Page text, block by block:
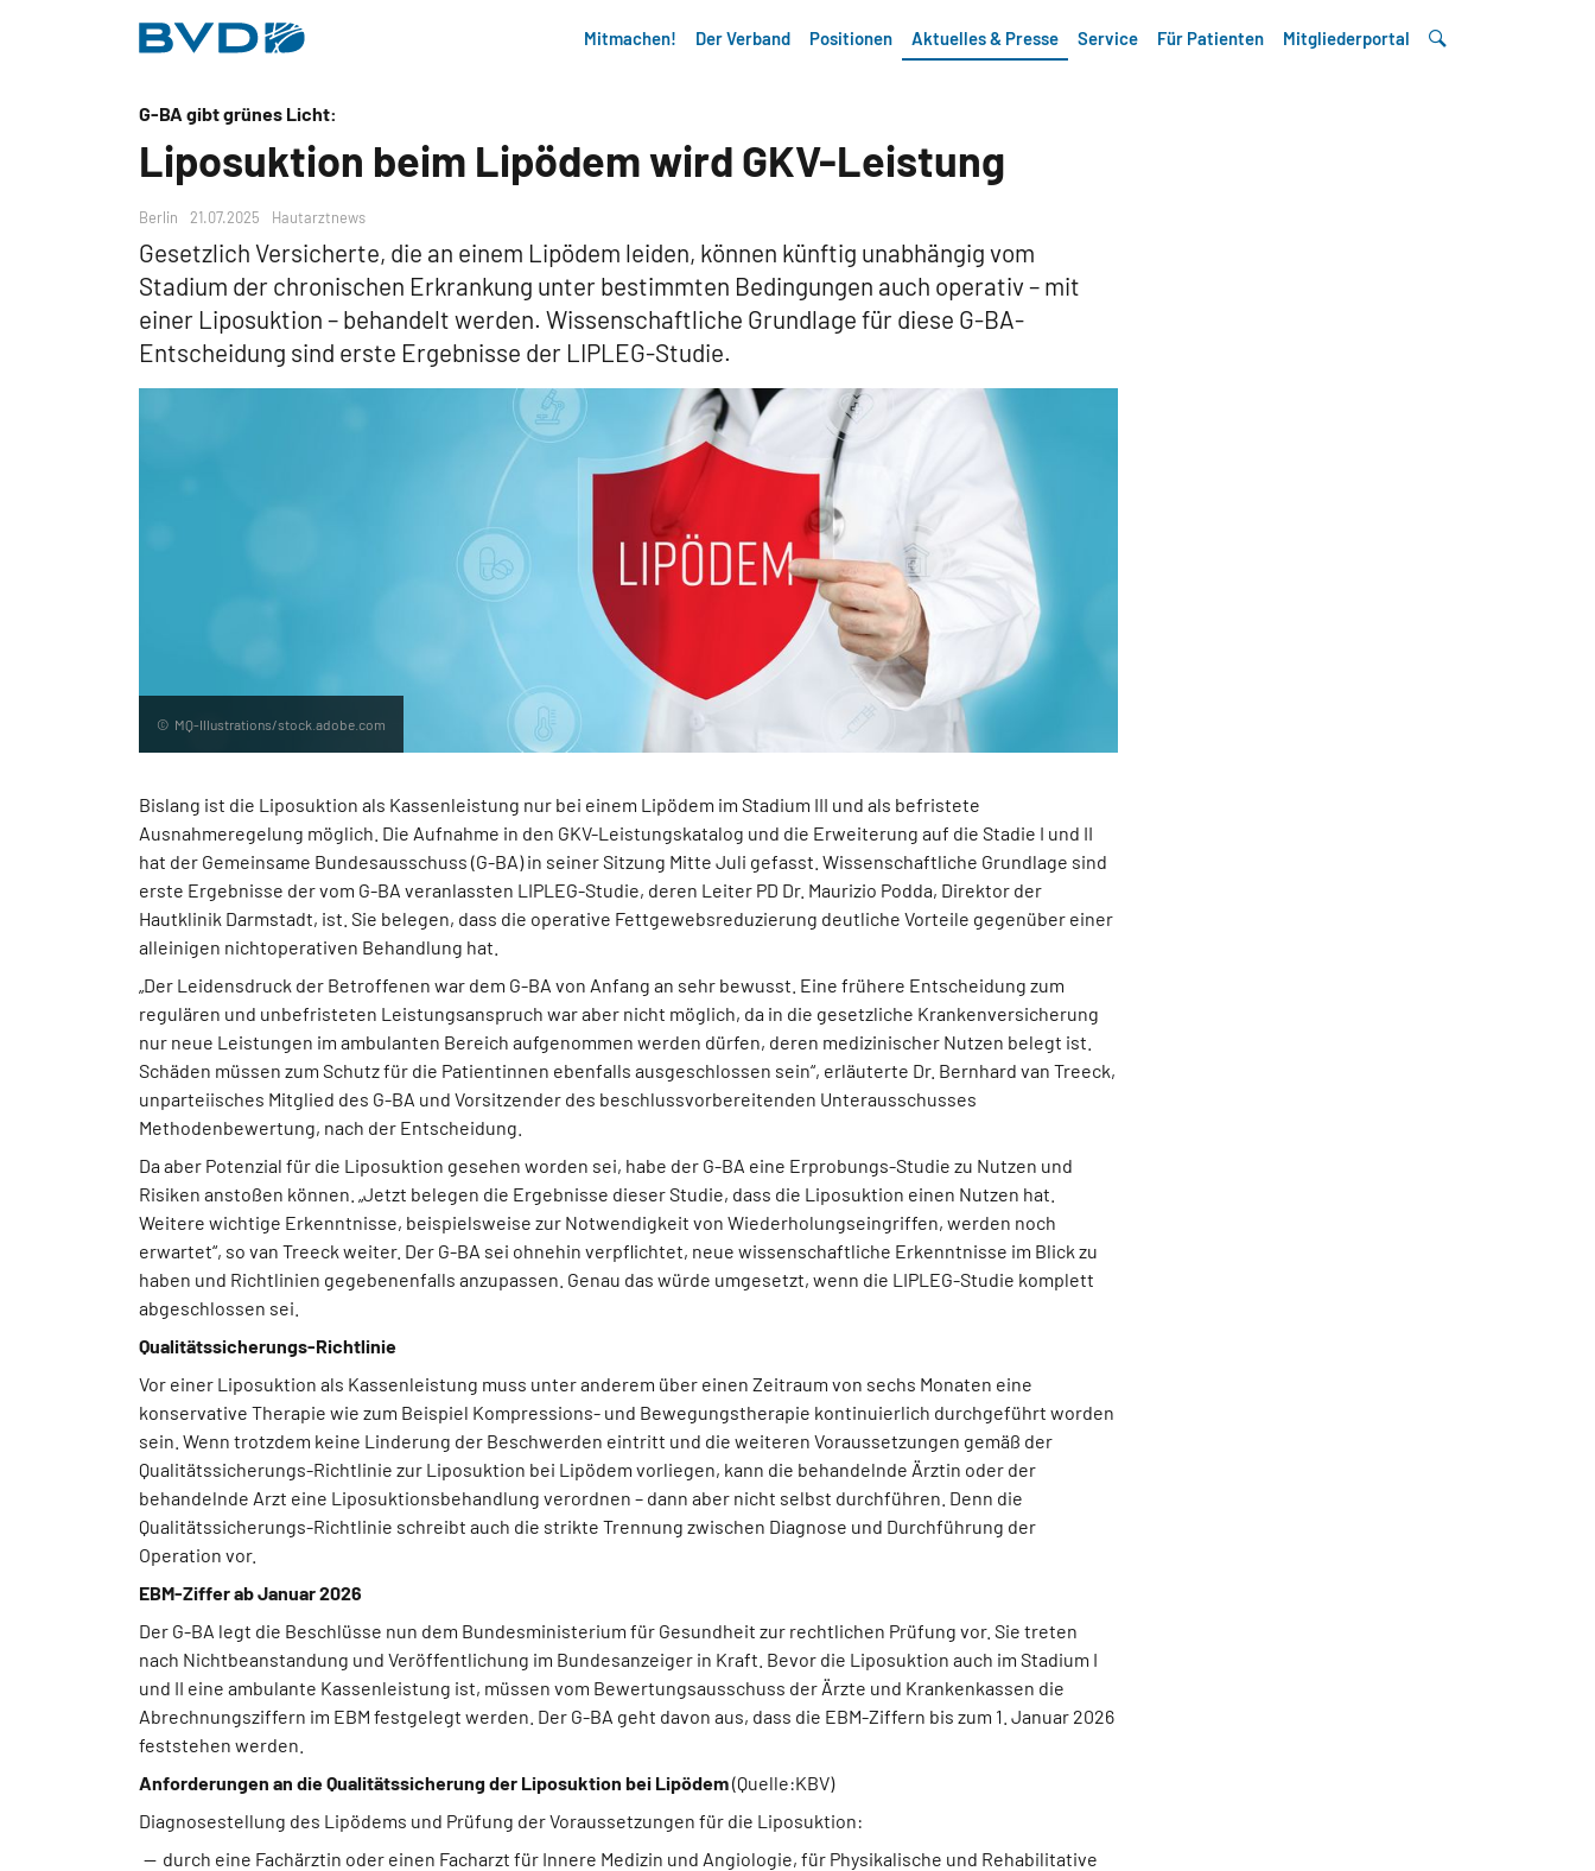
Mitmachen! Der Verband Positionen Aktuelles & Presse Service Für Patienten Mitgliederportal
G-BA gibt grünes Licht:
Liposuktion beim Lipödem wird GKV-Leistung
Berlin 21.07.2025 Hautarztnews
Gesetzlich Versicherte, die an einem Lipödem leiden, können künftig unabhängig vom
Stadium der chronischen Erkrankung unter bestimmten Bedingungen auch operativ – mit
einer Liposuktion – behandelt werden. Wissenschaftliche Grundlage für diese G-BA-
Entscheidung sind erste Ergebnisse der LIPLEG-Studie.
MQ-Illustrations/stock.adobe.com
Bislang ist die Liposuktion als Kassenleistung nur bei einem Lipödem im Stadium III und als befristete
Ausnahmeregelung möglich. Die Aufnahme in den GKV-Leistungskatalog und die Erweiterung auf die Stadie I und II
hat der Gemeinsame Bundesausschuss (G-BA) in seiner Sitzung Mitte Juli gefasst. Wissenschaftliche Grundlage sind
erste Ergebnisse der vom G-BA veranlassten LIPLEG-Studie, deren Leiter PD Dr. Maurizio Podda, Direktor der
Hautklinik Darmstadt, ist. Sie belegen, dass die operative Fettgewebsreduzierung deutliche Vorteile gegenüber einer
alleinigen nichtoperativen Behandlung hat.
„Der Leidensdruck der Betroffenen war dem G-BA von Anfang an sehr bewusst. Eine frühere Entscheidung zum
regulären und unbefristeten Leistungsanspruch war aber nicht möglich, da in die gesetzliche Krankenversicherung
nur neue Leistungen im ambulanten Bereich aufgenommen werden dürfen, deren medizinischer Nutzen belegt ist.
Schäden müssen zum Schutz für die Patientinnen ebenfalls ausgeschlossen sein“, erläuterte Dr. Bernhard van Treeck,
unparteiisches Mitglied des G-BA und Vorsitzender des beschlussvorbereitenden Unterausschusses
Methodenbewertung, nach der Entscheidung.
Da aber Potenzial für die Liposuktion gesehen worden sei, habe der G-BA eine Erprobungs-Studie zu Nutzen und
Risiken anstoßen können. „Jetzt belegen die Ergebnisse dieser Studie, dass die Liposuktion einen Nutzen hat.
Weitere wichtige Erkenntnisse, beispielsweise zur Notwendigkeit von Wiederholungseingriffen, werden noch
erwartet“, so van Treeck weiter. Der G-BA sei ohnehin verpflichtet, neue wissenschaftliche Erkenntnisse im Blick zu
haben und Richtlinien gegebenenfalls anzupassen. Genau das würde umgesetzt, wenn die LIPLEG-Studie komplett
abgeschlossen sei.
Qualitätssicherungs-Richtlinie
Vor einer Liposuktion als Kassenleistung muss unter anderem über einen Zeitraum von sechs Monaten eine
konservative Therapie wie zum Beispiel Kompressions- und Bewegungstherapie kontinuierlich durchgeführt worden
sein. Wenn trotzdem keine Linderung der Beschwerden eintritt und die weiteren Voraussetzungen gemäß der
Qualitätssicherungs-Richtlinie zur Liposuktion bei Lipödem vorliegen, kann die behandelnde Ärztin oder der
behandelnde Arzt eine Liposuktionsbehandlung verordnen – dann aber nicht selbst durchführen. Denn die
Qualitätssicherungs-Richtlinie schreibt auch die strikte Trennung zwischen Diagnose und Durchführung der
Operation vor.
EBM-Ziffer ab Januar 2026
Der G-BA legt die Beschlüsse nun dem Bundesministerium für Gesundheit zur rechtlichen Prüfung vor. Sie treten
nach Nichtbeanstandung und Veröffentlichung im Bundesanzeiger in Kraft. Bevor die Liposuktion auch im Stadium I
und II eine ambulante Kassenleistung ist, müssen vom Bewertungsausschuss der Ärzte und Krankenkassen die
Abrechnungsziffern im EBM festgelegt werden. Der G-BA geht davon aus, dass die EBM-Ziffern bis zum 1. Januar 2026
feststehen werden.
Anforderungen an die Qualitätssicherung der Liposuktion bei Lipödem(Quelle:KBV)
Diagnosestellung des Lipödems und Prüfung der Voraussetzungen für die Liposuktion:
durch eine Fachärztin oder einen Facharzt für Innere Medizin und Angiologie, für Physikalische und Rehabilitative